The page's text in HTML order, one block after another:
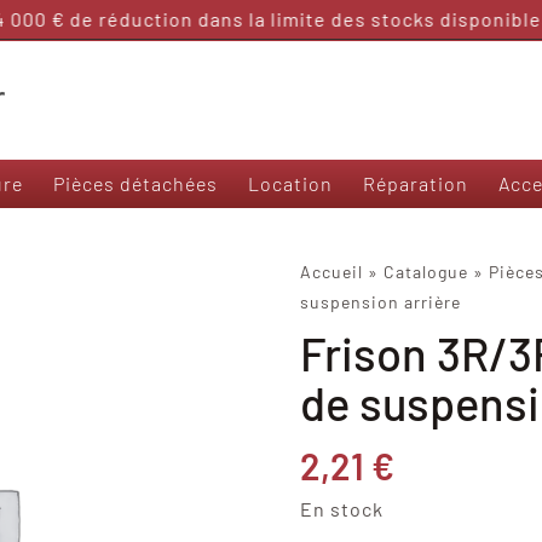
€ de réduction dans la limite des stocks
Nos modèles 50 et sans permis
Pièces détachées Location Réparation
Accueil » Catalogue »
suspension arrière
Frison 3R/
de
2,21 €
En stock